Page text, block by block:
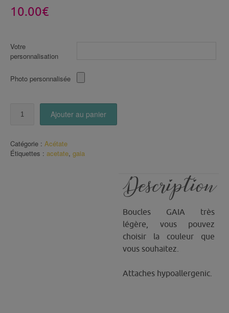
10.00€
Votre
personnalisation
Photo personnalisée
sans
les
Ajouter au panier
Catégorie : Acétate
Étiquettes : acetate, gaia
Description
Boucles GAIA très
légère, vous pouvez
choisir la couleur que
vous souhaitez.
Attaches hypoallergenic.